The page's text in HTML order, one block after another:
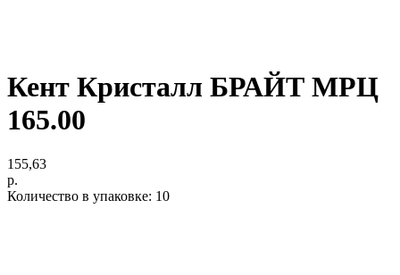
Кент Кристалл БРАЙТ МРЦ
165.00
155,63
р.
Количество в упаковке: 10